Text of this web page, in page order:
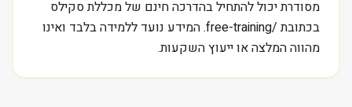
מסודרת יכול להתחיל בהדרכה חינם של מכללת סקילס
בכתובת /free-training. המידע נועד ללמידה בלבד ואינו
מהווה המלצה או ייעוץ השקעות.